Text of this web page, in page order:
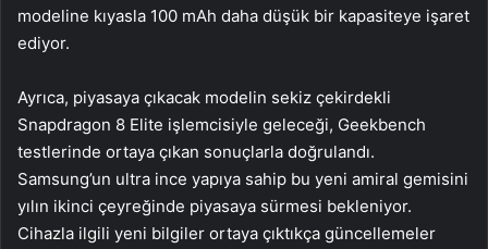
modeline kıyasla 100 mAh daha düşük bir kapasiteye işaret
ediyor.
Ayrıca, piyasaya çıkacak modelin sekiz çekirdekli
Snapdragon 8 Elite işlemcisiyle geleceği, Geekbench
testlerinde ortaya çıkan sonuçlarla doğrulandı.
Samsung’un ultra ince yapıya sahip bu yeni amiral gemisini
yılın ikinci çeyreğinde piyasaya sürmesi bekleniyor.
Cihazla ilgili yeni bilgiler ortaya çıktıkça güncellemeler